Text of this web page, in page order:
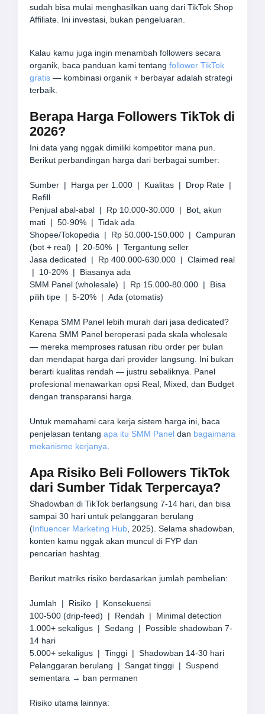
sudah bisa mulai menghasilkan uang dari TikTok Shop
Affiliate. Ini investasi, bukan pengeluaran.
Kalau kamu juga ingin menambah followers secara
organik, baca panduan kami tentang follower TikTok
gratis — kombinasi organik + berbayar adalah strategi
terbaik.
Berapa Harga Followers TikTok di
2026?
Ini data yang nggak dimiliki kompetitor mana pun.
Berikut perbandingan harga dari berbagai sumber:
Sumber | Harga per 1.000 | Kualitas | Drop Rate |
Refill
Penjual abal-abal | Rp 10.000-30.000 | Bot, akun
mati | 50-90% | Tidak ada
Shopee/Tokopedia | Rp 50.000-150.000 | Campuran
(bot + real) | 20-50% | Tergantung seller
Jasa dedicated | Rp 400.000-630.000 | Claimed real
| 10-20% | Biasanya ada
SMM Panel (wholesale) | Rp 15.000-80.000 | Bisa
pilih tipe | 5-20% | Ada (otomatis)
Kenapa SMM Panel lebih murah dari jasa dedicated?
Karena SMM Panel beroperasi pada skala wholesale
— mereka memproses ratusan ribu order per bulan
dan mendapat harga dari provider langsung. Ini bukan
berarti kualitas rendah — justru sebaliknya. Panel
profesional menawarkan opsi Real, Mixed, dan Budget
dengan transparansi harga.
Untuk memahami cara kerja sistem harga ini, baca
penjelasan tentang apa itu SMM Panel dan bagaimana
mekanisme kerjanya
Apa Risiko Beli Followers TikTok
dari Sumber Tidak Terpercaya?
Shadowban di TikTok berlangsung 7-14 hari, dan bisa
sampai 30 hari untuk pelanggaran berulang
(Influencer Marketing Hub , 2025). Selama shadowban,
konten kamu nggak akan muncul di FYP dan
pencarian hashtag.
Berikut matriks risiko berdasarkan jumlah pembelian:
Jumlah | Risiko | Konsekuensi
100-500 (drip-feed) | Rendah | Minimal detection
1.000+ sekaligus | Sedang | Possible shadowban 7-
14 hari
5.000+ sekaligus | Tinggi | Shadowban 14-30 hari
Pelanggaran berulang | Sangat tinggi | Suspend
sementara → ban permanen
Risiko utama lainnya: